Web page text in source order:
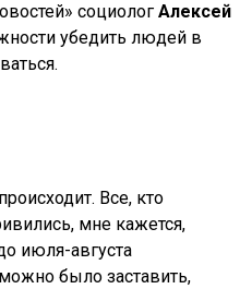
социолог Алексей
убедить людей в
Все, кто
мне кажется,
июля-августа
было заставить,